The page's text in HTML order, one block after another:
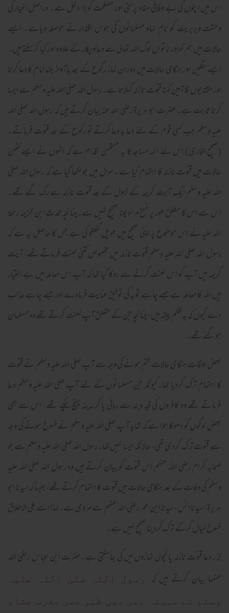
اس میں اپنوں کی بے وفائی مفاد پرستی اور مصلحت کوبڑا دخل ہے۔ دراصل اغیار کی
وحشت وبربریت کو نام نہاد مسلمانوں کی ہوس اقتدار نے حوصلہ دیاہے۔ ایسے
حالات میں ہم کمزور ناتواں لوگ اللہ تعالیٰ سے دعا وپکار کے علاوہ اور کیا کرسکتے ہیں۔
ایسے سنگین اور ہنگامی حالات میں دوران نماز رکوع کے بعد باآواز بلند امام کا دعا کرنا
اور مقتدیوں کا آمین کہنا قنوت نازلہ کہلاتا ہے۔رسول اللہ صلی اللہ علیہ وسلم سے ایسا
کرنا ثابت ہے۔ حضرت ابو ہریرۃ رضی اللہ عنہ بیان کرتے ہیں کہ رسول اللہ صلی اللہ
علیہ وسلم جب کسی قوم کے لئے دعا بد دعا کرتے تو رکوع کے بعد قنوت فرماتے۔
(صحیح بخاری) اس لئے ائمہ مساجد کا یہ مستحسن اقدام ہے کہ انہوں نے ایسے کٹھن
حالات میں قنوت نازلہ کا اہتمام کیا ہے ۔سوال میں جو لکھا گیا ہے کہ رسول اللہ صلی
اللہ علیہ وسلم ایک آیت کریمہ کے نزول کے بعد قنوت نازلہ سے رک گئے تھے۔
اس سے اس کا مطلق طور پر نسخ مراد لینا صحیح نہیں ہے۔چنانچہ محدث ابن خزیمہ رحمۃ
اللہ علیہ نے اس موضوع پر اپنی صحیح میں طویل گفتگو کی ہے جس کا حاصل یہ ہے کہ
رسول اللہ صلی اللہ علیہ وسلم قنوت نازلہ میں مخصوص کتنی لعنت فرماتے تھے، آیت
کریمہ میں آپ کو اس لعنت کرنے سے روکا گیا تھا کہ آپ اس معاملہ میں بے اختیار
ہیں اللہ کا معاملہ ہے جسے چاہے توبہ کی توفیق عنایت فرمادے اور جسے چاہے عذاب
دے کیوں کہ یہ ظلم پیشہ ہیں، چنانچہ جن کے متعلق آپ لعنت کرتے تھے وہ مسلمان
ہوگئے تھے۔
بعض اوقات ہنگامی حالات ختم ہونے کی وجہ سے آپ صلی اللہ علیہ وسلم نے قنوت
کا اہتمام ترک کردیا تھا۔کیونکہ جن مسلمانوں کے لئے آپ صلی اللہ علیہ وسلم دعا
فرماتے تھے وہ کافروں کی قید وبند سے رہائی پا کر مدینہ پہنچ چکے تھے، اس سے بھی
بعض لوگوں کو دھوکا ہوا ہے کہ شاید آپ صلی اللہ علیہ وسلم نے منسوخ ہونے کی وجہ
سے قنوت ترک کردی تھی، حالانکہ ایسا نہیں تھا۔رسول اللہ صلی اللہ علیہ وسلم سے جو
صحابہ کرام رضی اللہ عنہم اس قنوت کو بیان کرتے ہیں وہ رسول اللہ صلی اللہ علیہ
وسلم کی وفات کے بعد ہنگامی حالات میں قنوت کا اہتمام کرتے تھے، جیسا کہ سیدنا ابو
ہریرۃ ،سیدنا انس ، سیدنا ابن عمر رضی اللہ عنہم سے مروی ہے۔لہذا اسے علی الاطلاق
منسوخ خیال کرکے ترک کردینا صحیح نہیں ہے۔
2۔دعا قنوت نازلہ پانچوں نمازوں میں کی جاسکتی ہے۔حضرت ابن عباس رضی اللہ
عنہما بیان کرتے ہیں کہ
رسول اللہ صلی اللہ علیہ
وسلم نے مہینہ بھر میں ظہر عصر مغرب عشاء